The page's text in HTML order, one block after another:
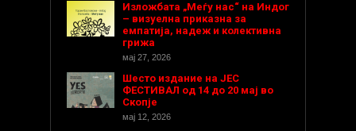
Изложбата „Меѓу нас“ на Индог
– визуелна приказна за
емпатија, надеж и колективна
грижа
мај 27, 2026
Шесто издание на ЈЕС
ФЕСТИВАЛ од 14 до 20 мај во
Скопје
мај 12, 2026